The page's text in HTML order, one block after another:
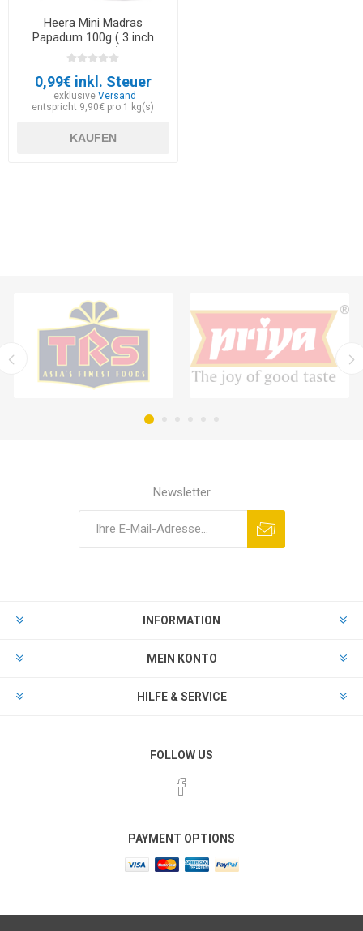
Heera Mini Madras
Papadum 100g ( 3 inch
Appalam )
0,99€ inkl. Steuer
exklusiveVersand
entspricht 9,90€ pro 1 kg(s)
KAUFEN
Newsletter
INFORMATION
MEIN KONTO
HILFE & SERVICE
FOLLOW US
PAYMENT OPTIONS